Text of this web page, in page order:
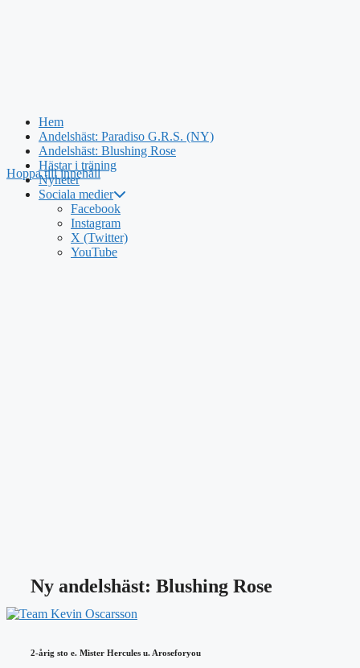
Hoppa till innehåll
Hem
Andelshäst: Paradiso G.R.S. (NY)
Andelshäst: Blushing Rose
Hästar i träning
Nyheter
Sociala medier
Facebook
Instagram
X (Twitter)
YouTube
Ny andelshäst: Blushing Rose
2-årig sto e. Mister Hercules u. Aroseforyou